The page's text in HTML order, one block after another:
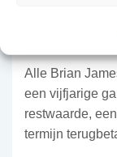
Alle Brian
een vijfjarige
restwaarde,
termijn